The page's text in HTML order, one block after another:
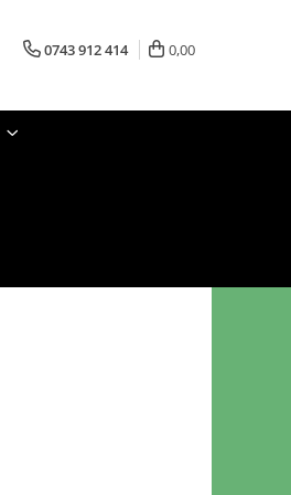
0743 912 414 0,00